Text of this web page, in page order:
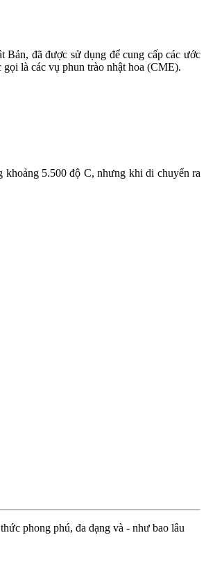
đã được sử dụng để cung cấp các ước
là các vụ phun trào nhật hoa (CME).
khoảng 5.500 độ C, nhưng khi di chuyển ra
phong phú, đa dạng và - như bao lâu